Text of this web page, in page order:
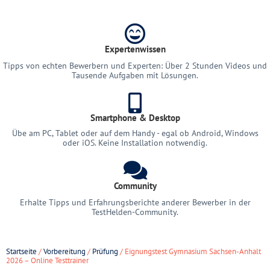
Expertenwissen
Tipps von echten Bewerbern und Experten: Über 2 Stunden Videos und
Tausende Aufgaben mit Lösungen.
Smartphone & Desktop
Übe am PC, Tablet oder auf dem Handy - egal ob Android, Windows
oder iOS. Keine Installation notwendig.
Community
Erhalte Tipps und Erfahrungsberichte anderer Bewerber in der
TestHelden-Community.
Startseite /Vorbereitung / Prüfung / Eignungstest Gymnasium Sachsen-Anhalt
2026 – Online Testtrainer